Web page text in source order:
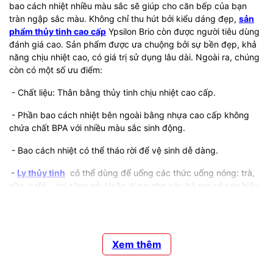
bao cách nhiệt nhiều màu sắc sẽ giúp cho căn bếp của bạn
tràn ngập sắc màu. Không chỉ thu hút bởi kiểu dáng đẹp, sản
phẩm thủy tinh cao cấp Ypsilon Brio còn được người tiêu dùng
đánh giá cao. Sản phẩm được ưa chuộng bởi sự bền đẹp, khả
năng chịu nhiệt cao, có giá trị sử dụng lâu dài. Ngoài ra, chúng
còn có một số ưu điểm:
- Chất liệu: Thân bằng thủy tinh chịu nhiệt cao cấp.
- Phần bao cách nhiệt bên ngoài bằng nhựa cao cấp không
chứa chất BPA với nhiều màu sắc sinh động.
- Bao cách nhiệt có thể tháo rời để vệ sinh dễ dàng.
- Ly thủy tinh có thể dùng để uống các thức uống nóng: trà,
sữa, café,…tại công sở. Hoặc dùng cho các bà mẹ có con hiếu
Xem thêm các sản phẩm thuộc dòng Ypsilon Brio
Xem thêm